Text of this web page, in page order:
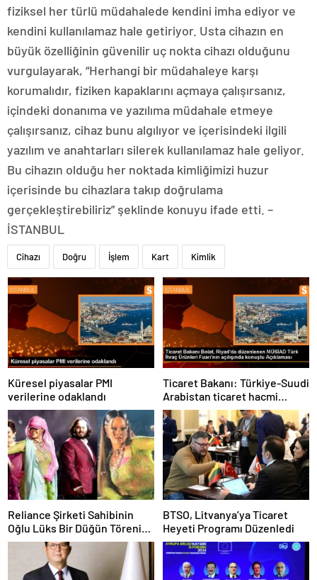
fiziksel her türlü müdahalede kendini imha ediyor ve
kendini kullanılamaz hale getiriyor. Usta cihazın en
büyük özelliğinin güvenilir uç nokta cihazı olduğunu
vurgulayarak, “Herhangi bir müdahaleye karşı
korumalıdır, fiziken kapaklarını açmaya çalışırsanız,
içindeki donanıma ve yazılıma müdahale etmeye
çalışırsanız, cihaz bunu algılıyor ve içerisindeki ilgili
yazılım ve anahtarları silerek kullanılamaz hale geliyor.
Bu cihazın olduğu her noktada kimliğimizi huzur
içerisinde bu cihazlara takıp doğrulama
gerçekleştirebiliriz” şeklinde konuyu ifade etti. –
İSTANBUL
Cihazı Doğru İşlem Kart Kimlik
Küresel piyasalar PMI
verilerine odaklandı
Ticaret Bakanı: Türkiye-Suudi
Arabistan ticaret hacmi
artacak
Reliance Şirketi Sahibinin
Oğlu Lüks Bir Düğün Töreni
Düzenledi
BTSO, Litvanya’ya Ticaret
Heyeti Programı Düzenledi